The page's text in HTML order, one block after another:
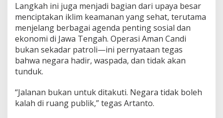
Langkah ini juga menjadi bagian dari upaya besar
menciptakan iklim keamanan yang sehat, terutama
menjelang berbagai agenda penting sosial dan
ekonomi di Jawa Tengah. Operasi Aman Candi
bukan sekadar patroli—ini pernyataan tegas
bahwa negara hadir, waspada, dan tidak akan
tunduk.
“Jalanan bukan untuk ditakuti. Negara tidak boleh
kalah di ruang publik,” tegas Artanto.